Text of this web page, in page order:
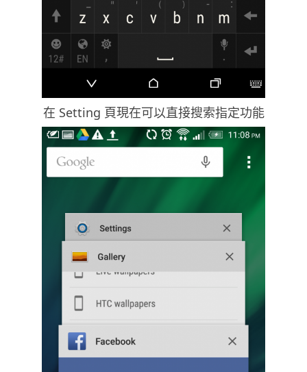
在 Setting 頁現在可以直接搜索指定功能